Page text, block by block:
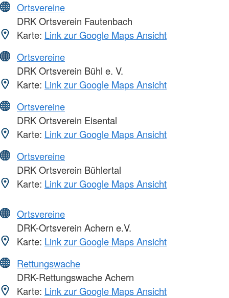
Ortsvereine
DRK Ortsverein Fautenbach
Karte: Link zur Google Maps Ansicht
Ortsvereine
DRK Ortsverein Bühl e. V.
Karte: Link zur Google Maps Ansicht
Ortsvereine
DRK Ortsverein Eisental
Karte: Link zur Google Maps Ansicht
Ortsvereine
DRK Ortsverein Bühlertal
Karte: Link zur Google Maps Ansicht
Ortsvereine
DRK-Ortsverein Achern e.V.
Karte: Link zur Google Maps Ansicht
Rettungswache
DRK-Rettungswache Achern
Karte: Link zur Google Maps Ansicht